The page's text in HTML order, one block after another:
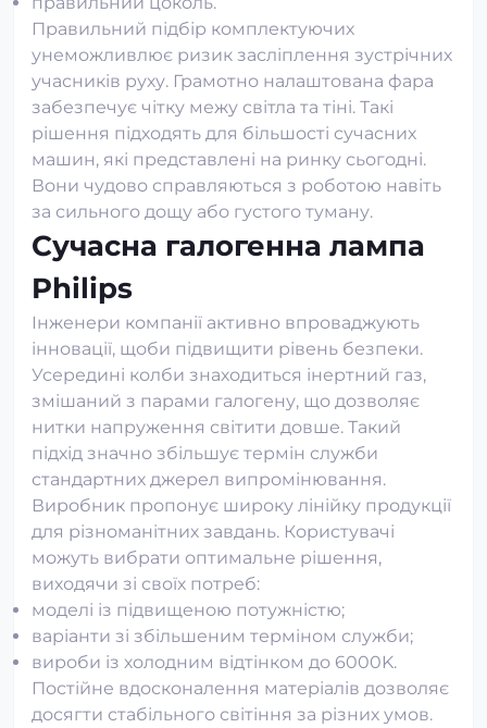
Правильний підбір комплектуючих
унеможливлює ризик засліплення зустрічних
учасників руху. Грамотно налаштована фара
забезпечує чітку межу світла та тіні. Такі
рішення підходять для більшості сучасних
машин, які представлені на ринку сьогодні.
Вони чудово справляються з роботою навіть
за сильного дощу або густого туману.
Сучасна галогенна лампа
Philips
Інженери компанії активно впроваджують
інновації, щоби підвищити рівень безпеки.
Усередині колби знаходиться інертний газ,
змішаний з парами галогену, що дозволяє
нитки напруження світити довше. Такий
підхід значно збільшує термін служби
стандартних джерел випромінювання.
Виробник пропонує широку лінійку продукції
для різноманітних завдань. Користувачі
можуть вибрати оптимальне рішення,
виходячи зі своїх потреб:
моделі із підвищеною потужністю;
варіанти зі збільшеним терміном служби;
вироби із холодним відтінком до 6000K.
Постійне вдосконалення матеріалів дозволяє
досягти стабільного світіння за різних умов.